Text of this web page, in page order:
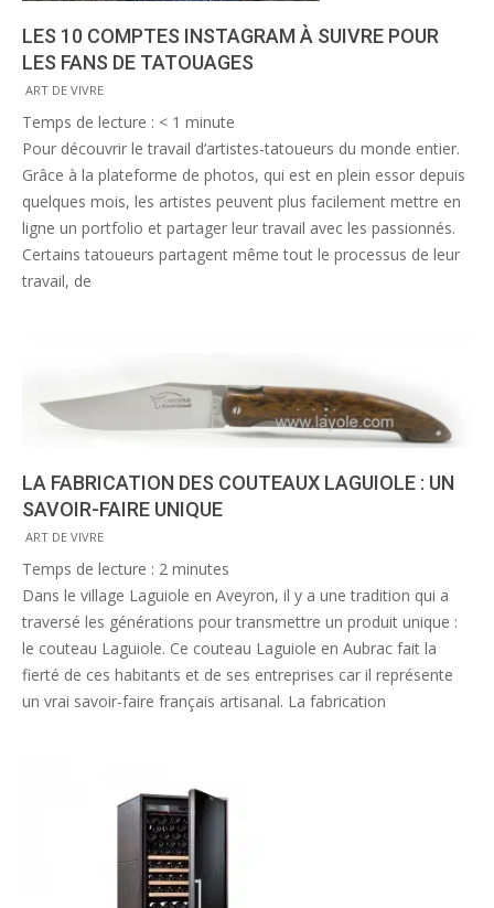
LES 10 COMPTES INSTAGRAM À SUIVRE POUR
LES FANS DE TATOUAGES
2014-
11-
02
ART DE VIVRE
Temps de lecture : < 1 minute
Pour découvrir le travail d’artistes-tatoueurs du monde entier.
Grâce à la plateforme de photos, qui est en plein essor depuis
quelques mois, les artistes peuvent plus facilement mettre en
ligne un portfolio et partager leur travail avec les passionnés.
Certains tatoueurs partagent même tout le processus de leur
travail, de
LA FABRICATION DES COUTEAUX LAGUIOLE : UN
SAVOIR-FAIRE UNIQUE
2014-
07-
04
ART DE VIVRE
Temps de lecture : 2 minutes
Dans le village Laguiole en Aveyron, il y a une tradition qui a
traversé les générations pour transmettre un produit unique :
le couteau Laguiole. Ce couteau Laguiole en Aubrac fait la
fierté de ces habitants et de ses entreprises car il représente
un vrai savoir-faire français artisanal. La fabrication